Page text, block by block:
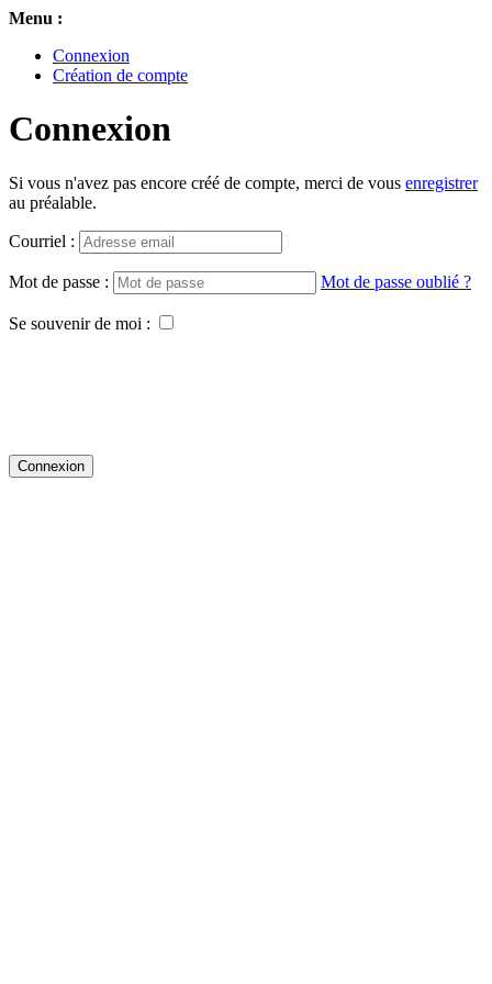
Menu :
Connexion
Création de compte
Connexion
Si vous n'avez pas encore créé de compte, merci de vous enregistrer
au préalable.
Courriel :
Mot de passe : Mot de passe oublié ?
Se souvenir de moi :
Connexion